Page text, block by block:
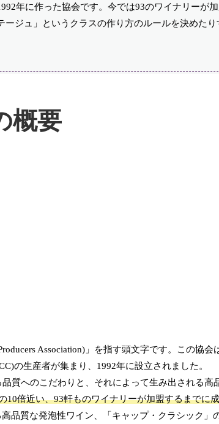
年に作った協会です。今では93のワイナリーが
ージュ」というクラスの作り方のルールを決めた
概要
Association)」を指す頭文字です。この協会
の生産者が集まり、1992年に設立されました。
質へのこだわりと、それによって生み出される高
10倍近い、93軒ものワイナリーが加盟するまでに
品質な発泡性ワイン、「キャップ・クラシック」